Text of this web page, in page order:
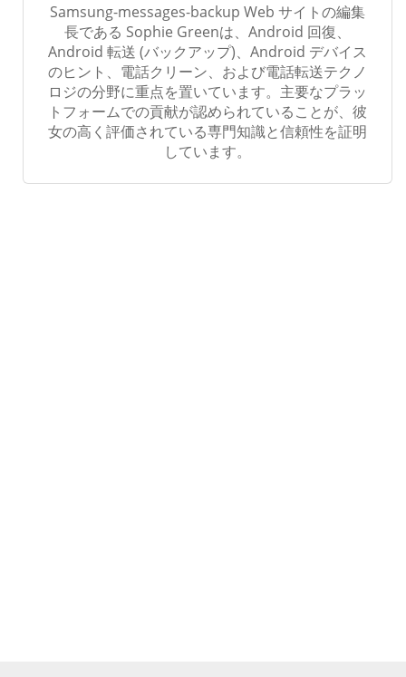
Samsung-messages-backup Web サイトの編集
長である Sophie Greenは、Android 回復、
Android 転送 (バックアップ)、Android デバイス
のヒント、電話クリーン、および電話転送テクノ
ロジの分野に重点を置いています。主要なプラッ
トフォームでの貢献が認められていることが、彼
女の高く評価されている専門知識と信頼性を証明
しています。